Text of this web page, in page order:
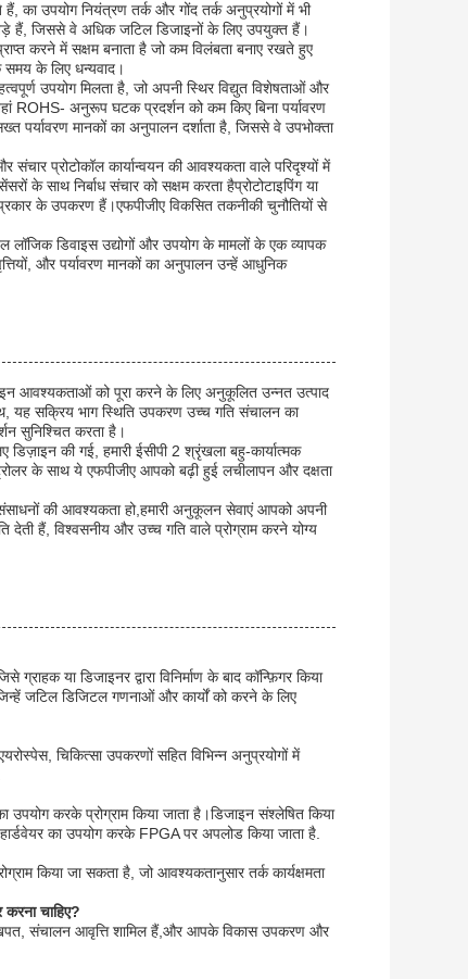
का उपयोग नियंत्रण तर्क और गोंद तर्क अनुप्रयोगों में भी
हैं, जिससे वे अधिक जटिल डिजाइनों के लिए उपयुक्त हैं।
करने में सक्षम बनाता है जो कम विलंबता बनाए रखते हुए
के लिए धन्यवाद।
उपयोग मिलता है, जो अपनी स्थिर विद्युत विशेषताओं और
ROHS- अनुरूप घटक प्रदर्शन को कम किए बिना पर्यावरण
मानकों का अनुपालन दर्शाता है, जिससे वे उपभोक्ता
प्रोटोकॉल कार्यान्वयन की आवश्यकता वाले परिदृश्यों में
साथ निर्बाध संचार को सक्षम करता हैप्रोटोटाइपिंग या
के उपकरण हैं।एफपीजीए विकसित तकनीकी चुनौतियों से
डिवाइस उद्योगों और उपयोग के मामलों के एक व्यापक
और पर्यावरण मानकों का अनुपालन उन्हें आधुनिक
आवश्यकताओं को पूरा करने के लिए अनुकूलित उन्नत उत्पाद
सक्रिय भाग स्थिति उपकरण उच्च गति संचालन का
सुनिश्चित करता है।
की गई, हमारी ईसीपी 2 श्रृंखला बहु-कार्यात्मक
के साथ ये एफपीजीए आपको बढ़ी हुई लचीलापन और दक्षता
की आवश्यकता हो,हमारी अनुकूलन सेवाएं आपको अपनी
हैं, विश्वसनीय और उच्च गति वाले प्रोग्राम करने योग्य
या डिजाइनर द्वारा विनिर्माण के बाद कॉन्फ़िगर किया
जटिल डिजिटल गणनाओं और कार्यों को करने के लिए
चिकित्सा उपकरणों सहित विभिन्न अनुप्रयोगों में
करके प्रोग्राम किया जाता है।डिजाइन संश्लेषित किया
हार्डवेयर का उपयोग करके FPGA पर अपलोड किया जाता है.
किया जा सकता है, जो आवश्यकतानुसार तर्क कार्यक्षमता
चाहिए?
खपत, संचालन आवृत्ति शामिल हैं,और आपके विकास उपकरण और